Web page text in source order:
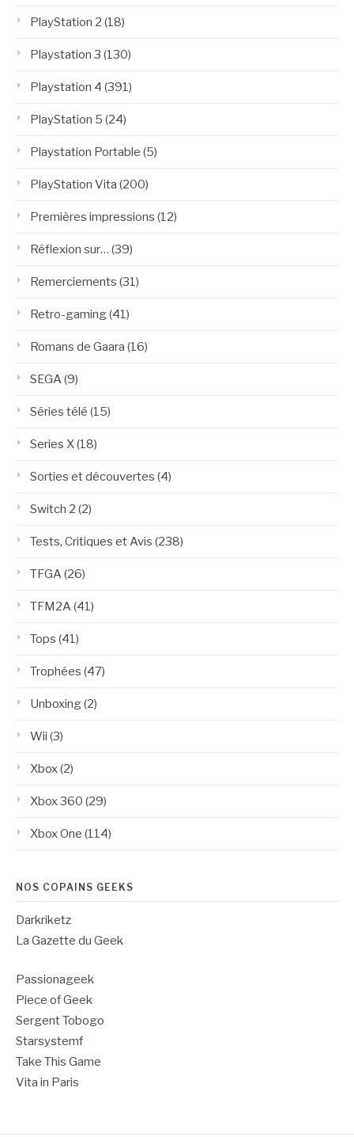
PlayStation 2 (18)
Playstation 3 (130)
Playstation 4 (391)
PlayStation 5 (24)
Playstation Portable (5)
PlayStation Vita (200)
Premières impressions (12)
Réflexion sur… (39)
Remerciements (31)
Retro-gaming(41)
Romans de Gaara (16)
SEGA(9)
Séries télé (15)
Series X(18)
Sorties et découvertes (4)
Switch 2 (2)
Tests, Critiques et Avis (238)
TFGA(26)
TFM2A(41)
Tops (41)
Trophées (47)
Unboxing(2)
Wii (3)
Xbox(2)
Xbox 360 (29)
Xbox One (114)
NOS COPAINS GEEKS
Darkriketz
La Gazette du Geek
Passionageek
Piece of Geek
Sergent Tobogo
Starsystemf
Take This Game
Vita in Paris